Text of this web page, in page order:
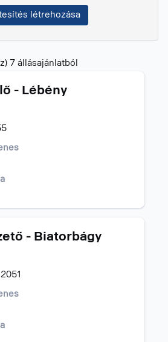
7 állásajánlatból
billentyűvel
navigálni
az
- Lébény
- Biatorbágy